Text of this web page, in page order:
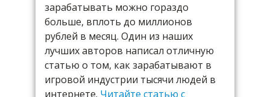
зарабатывать можно гораздо
больше, вплоть до миллионов
рублей в месяц. Один из наших
лучших авторов написал отличную
статью о том, как зарабатывают в
игровой индустрии тысячи людей в
интернете. Читайте статью с